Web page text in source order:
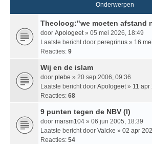
Onderwerpen
Theoloog:"we moeten afstand
door Apologeet » 05 mei 2026, 18:49
Laatste bericht door peregrinus » 16
Reacties: 9
Wij en de islam
door plebe » 20 sep 2006, 09:36
Laatste bericht door Apologeet » 11 apr
Reacties: 68
9 punten tegen de NBV (I)
door marsm104 » 06 jun 2005, 18:39
Laatste bericht door Valcke » 02 apr
Reacties: 54